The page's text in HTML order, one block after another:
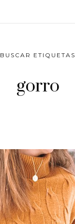
BUSCAR ETIQUETAS
gorro